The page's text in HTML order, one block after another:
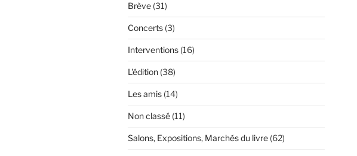
Brève (31)
Concerts (3)
Interventions (16)
L'édition (38)
Les amis (14)
Non classé (11)
Salons, Expositions, Marchés du livre (62)